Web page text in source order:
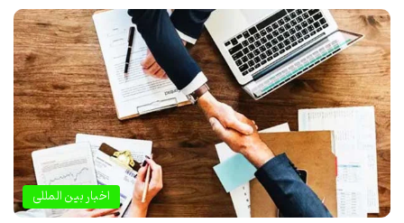
اخبار بین المللی